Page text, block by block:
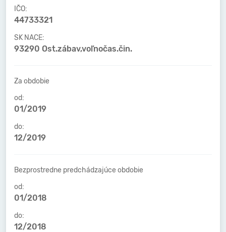
IČO:
44733321
SK NACE:
93290 Ost.zábav,voľnočas.čin.
Za obdobie
od:
01/2019
do:
12/2019
Bezprostredne predchádzajúce obdobie
od:
01/2018
do:
12/2018